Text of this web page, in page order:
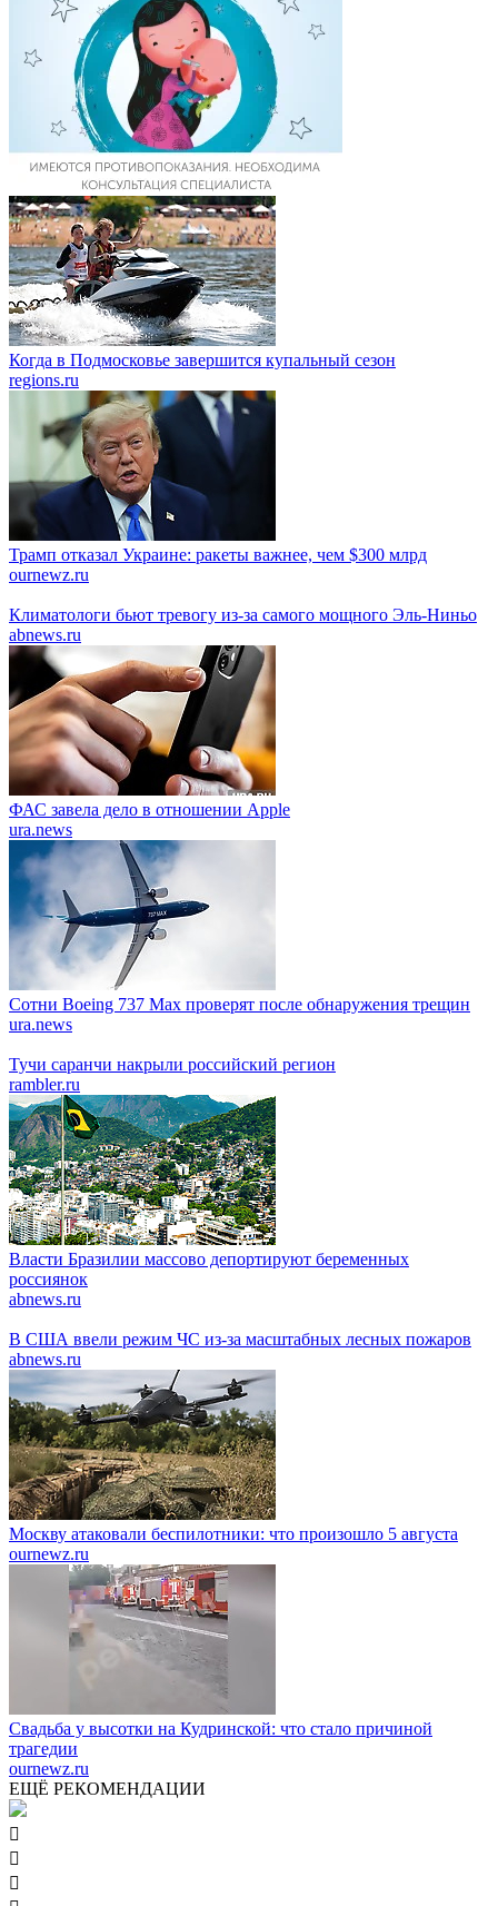
Когда в Подмосковье завершится купальный сезон
regions.ru
Трамп отказал Украине: ракеты важнее, чем $300 млрд
ournewz.ru
Климатологи бьют тревогу из-за самого мощного Эль-Ниньо
abnews.ru
ФАС завела дело в отношении Apple
ura.news
Сотни Boeing 737 Max проверят после обнаружения трещин
ura.news
Тучи саранчи накрыли российский регион
rambler.ru
Власти Бразилии массово депортируют беременных
россиянок
abnews.ru
В США ввели режим ЧС из-за масштабных лесных пожаров
abnews.ru
Москву атаковали беспилотники: что произошло 5 августа
ournewz.ru
Свадьба у высотки на Кудринской: что стало причиной
трагедии
ournewz.ru
ЕЩЁ РЕКОМЕНДАЦИИ


